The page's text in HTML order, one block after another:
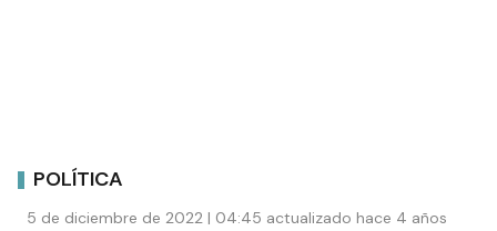
POLÍTICA
5 de diciembre de 2022 | 04:45 actualizado hace 4 años